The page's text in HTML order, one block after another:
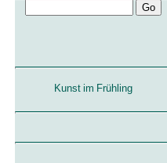
Kunst im Frühling